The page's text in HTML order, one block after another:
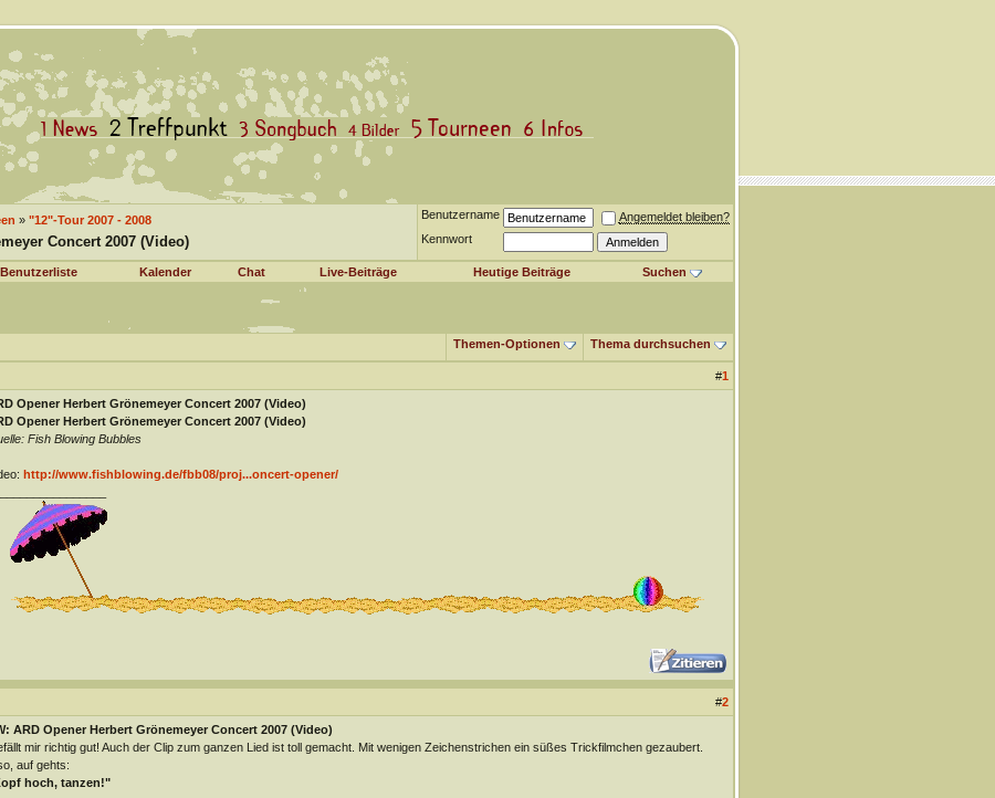
» "12"-Tour 2007 - 2008
Concert 2007 (Video)
Benutzername
Angemeldet bleiben?
Kennwort
Benutzerliste Kalender Chat Live-Beiträge Heutige Beiträge Suchen
Themen-Optionen Thema durchsuchen
#1
Opener Herbert Grönemeyer Concert 2007 (Video)
Opener Herbert Grönemeyer Concert 2007 (Video)
Fish Blowing Bubbles
http://www.fishblowing.de/fbb08/proj...oncert-opener/
#2
ARD Opener Herbert Grönemeyer Concert 2007 (Video)
mir richtig gut! Auch der Clip zum ganzen Lied ist toll gemacht. Mit wenigen Zeichenstrichen ein süßes Trickfilmchen gezaubert.
auf gehts:
hoch, tanzen!"